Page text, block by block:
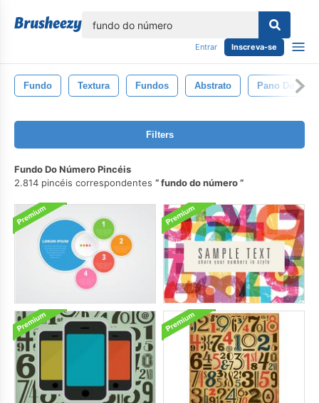
Entrar Inscreva-se
Fundo Textura Fundos Abstrato Pano De
Filters
Fundo Do Número Pincéis
2.814 pincéis correspondentes
fundo do número